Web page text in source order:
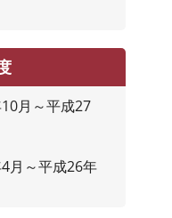
月～平成27
月～平成26年